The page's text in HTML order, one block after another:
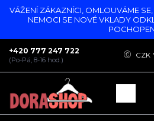
VÁŽENÍ ZÁKAZNÍCI, OMLOUVÁME
NEMOCI SE NOVÉ VKLADY
CZK
+420 777 247 722
(Po-Pá, 8-16 hod.)